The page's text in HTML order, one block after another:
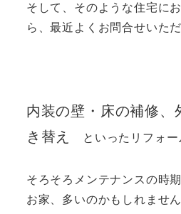
そして、そのような住宅に
ら、最近よくお問合せいた
内装の壁・床の補修、
き替え
といったリフォー
そろそろメンテナンスの時
お家、多いのかもしれません